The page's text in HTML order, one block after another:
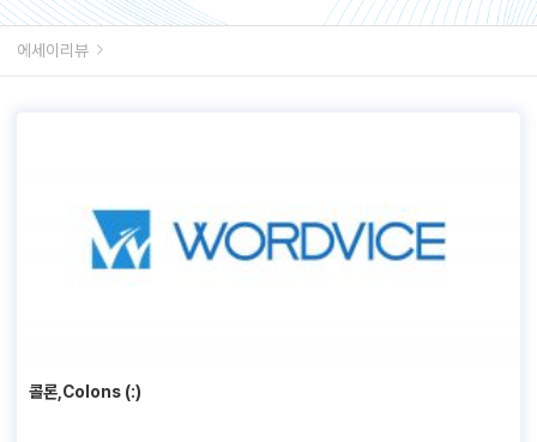
에세이리뷰
콜론,Colons (:)